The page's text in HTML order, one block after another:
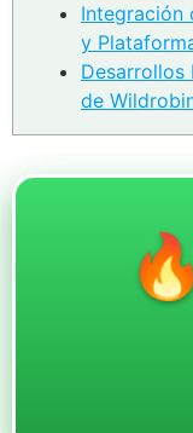
Integración
y
Desarrollos
de